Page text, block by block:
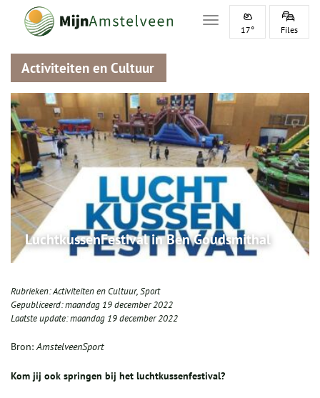
Toggle navigation
17° Files
Activiteiten en Cultuur
LuchtkussenFestival in Ben Goudsmithal
Rubrieken:Activiteiten en Cultuur,Sport
Gepubliceerd:maandag 19 december 2022
Laatste update:maandag 19 december 2022
Bron:AmstelveenSport
Kom jij ook springen bij het luchtkussenfestival?